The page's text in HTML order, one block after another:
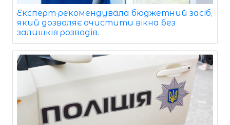
Експерт рекомендувала бюджетний засіб,
який дозволяє очистити вікна без
залишків розводів.